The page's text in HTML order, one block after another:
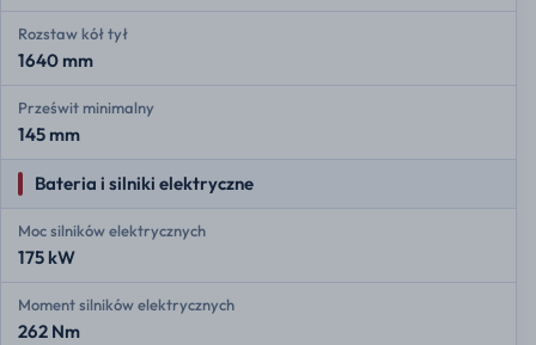
Rozstaw kół tył
1640 mm
Prześwit minimalny
145 mm
Bateria i silniki elektryczne
Moc silników elektrycznych
175 kW
Moment silników elektrycznych
262 Nm